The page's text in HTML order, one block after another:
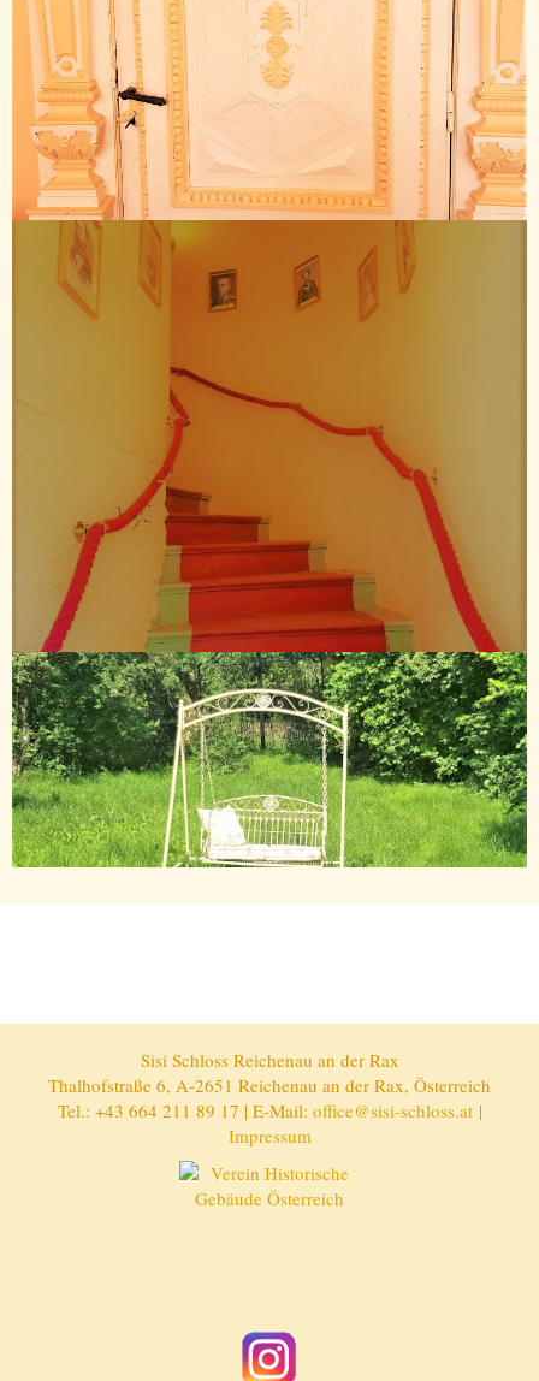
Sisi Schloss Reichenau an der Rax
Thalhofstraße 6, A-2651 Reichenau an der Rax, Österreich
Tel.: +43 664 211 89 17 | E-Mail: office@sisi-schloss.at|
Impressum